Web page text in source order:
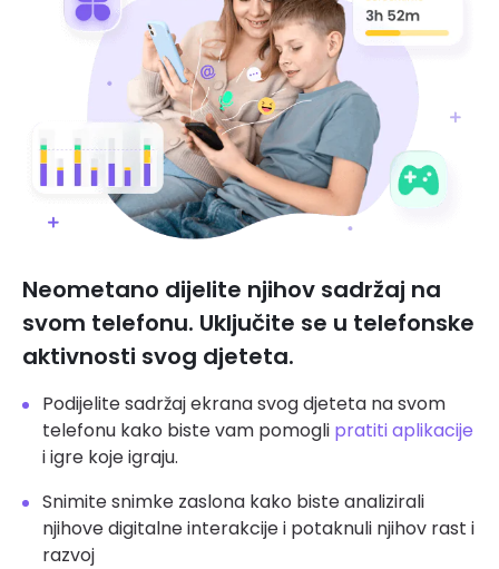
Neometano dijelite njihov sadržaj na
svom telefonu. Uključite se u telefonske
aktivnosti svog djeteta.
Podijelite sadržaj ekrana svog djeteta na svom
telefonu kako biste vam pomogli pratiti aplikacije
i igre koje igraju.
Snimite snimke zaslona kako biste analizirali
njihove digitalne interakcije i potaknuli njihov rast i
razvoj